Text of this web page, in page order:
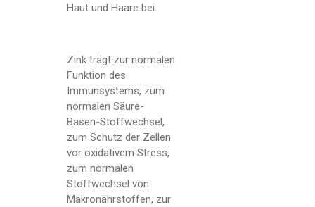
Haut und Haare bei.
Zink trägt zur normalen
Funktion des
Immunsystems, zum
normalen Säure-
Basen-Stoffwechsel,
zum Schutz der Zellen
vor oxidativem Stress,
zum normalen
Stoffwechsel von
Makronährstoffen, zur